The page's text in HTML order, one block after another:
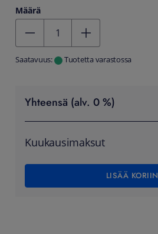
Määrä
Saatavuus: Tuotetta varastossa
Yhteensä (alv. 0 %)
Kuukausimaksut
LISÄÄ KORIIN